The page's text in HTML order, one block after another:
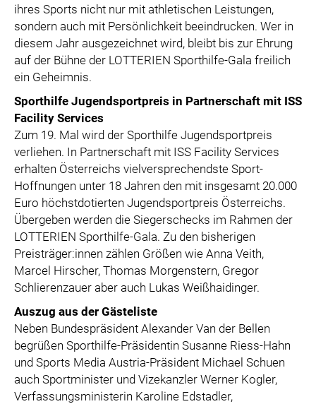
ihres Sports nicht nur mit athletischen Leistungen,
sondern auch mit Persönlichkeit beeindrucken. Wer in
diesem Jahr ausgezeichnet wird, bleibt bis zur Ehrung
auf der Bühne der LOTTERIEN Sporthilfe-Gala freilich
ein Geheimnis.
Sporthilfe Jugendsportpreis in Partnerschaft mit ISS
Facility Services
Zum 19. Mal wird der Sporthilfe Jugendsportpreis
verliehen. In Partnerschaft mit ISS Facility Services
erhalten Österreichs vielversprechendste Sport-
Hoffnungen unter 18 Jahren den mit insgesamt 20.000
Euro höchstdotierten Jugendsportpreis Österreichs.
Übergeben werden die Siegerschecks im Rahmen der
LOTTERIEN Sporthilfe-Gala. Zu den bisherigen
Preisträger:innen zählen Größen wie Anna Veith,
Marcel Hirscher, Thomas Morgenstern, Gregor
Schlierenzauer aber auch Lukas Weißhaidinger.
Auszug aus der Gästeliste
Neben Bundespräsident Alexander Van der Bellen
begrüßen Sporthilfe-Präsidentin Susanne Riess-Hahn
und Sports Media Austria-Präsident Michael Schuen
auch Sportminister und Vizekanzler Werner Kogler,
Verfassungsministerin Karoline Edstadler,